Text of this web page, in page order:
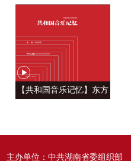
【共和国音乐记忆】东方
主办单位：中共湖南省委组织部